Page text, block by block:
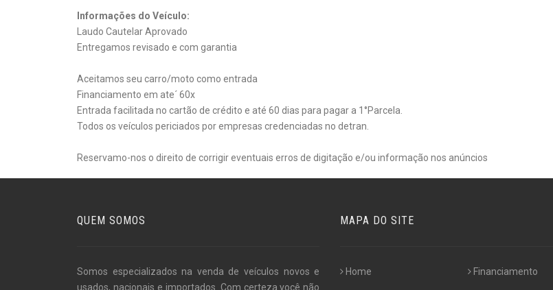
Informações do Veículo:
Laudo Cautelar Aprovado
Entregamos revisado e com garantia
Aceitamos seu carro/moto como entrada
Financiamento em ate´ 60x
Entrada facilitada no cartão de crédito e até 60 dias para pagar a 1°Parcela.
Todos os veículos periciados por empresas credenciadas no detran.
Reservamo-nos o direito de corrigir eventuais erros de digitação e/ou informação nos anúncios
QUEM SOMOS
Somos especializados na venda de veículos novos e
usados, nacionais e importados. Com certeza você não
MAPA DO SITE
Home Financiamento